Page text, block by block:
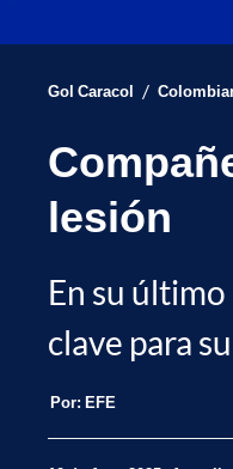
Gol Caracol /
lesión
En su
clave para
Por: EFE